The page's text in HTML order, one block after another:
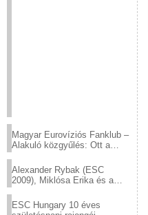
Magyar Eurovíziós Fanklub –
Alakuló közgyűlés: Ott a
Alexander Rybak (ESC
2009), Miklósa Erika és a
sztárjai a Margitszigeten
ESC Hungary 10 éves